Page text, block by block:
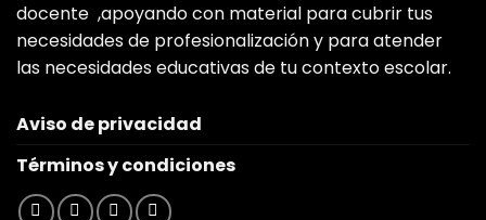
docente ,apoyando con material para cubrir tus
necesidades de profesionalización y para atender
las necesidades educativas de tu contexto escolar.
Aviso de privacidad
Términos y condiciones